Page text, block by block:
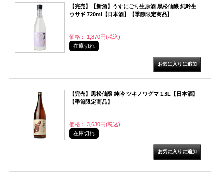
【完売】【新酒】うすにごり生原酒 黒松仙醸 純吟生
ウサギ 720ml【日本酒】【季節限定商品】
価格： 1,870円(税込)
在庫切れ
【完売】黒松仙醸 純吟 ツキノワグマ 1.8L【日本酒】
【季節限定商品】
価格： 3,630円(税込)
在庫切れ